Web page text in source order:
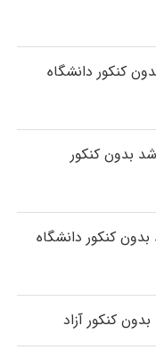
کنکور دانشگاه
بدون کنکور
کنکور دانشگاه
کنکور آزاد